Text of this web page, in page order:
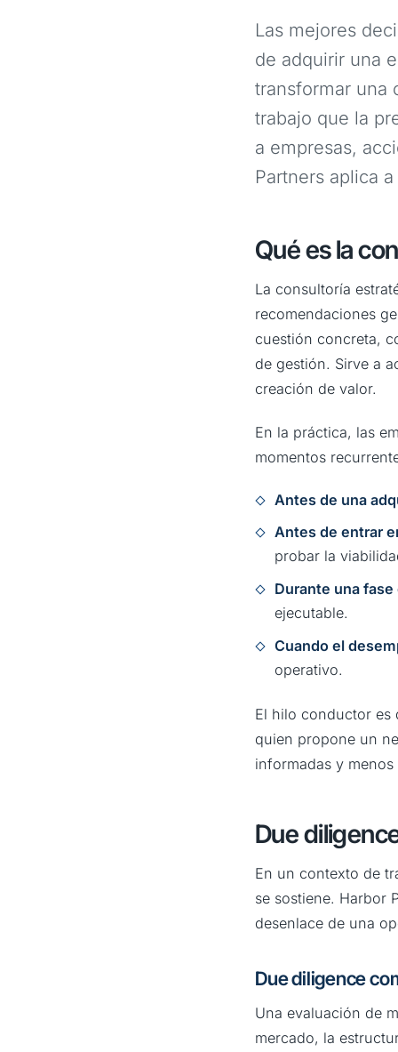
Las mejores
de adquirir una
transformar una
trabajo que la
a empresas,
Partners aplica
Qué es la
La consultoría
recomendaciones
cuestión concreta,
de gestión. Sirve a
creación de valor.
En la práctica, las
momentos
Antes de una
Antes de entrar
probar la
Durante una
ejecutable.
Cuando el
operativo.
El hilo conductor es
quien propone un
informadas y
Due
En un contexto de
se sostiene. Harbor
desenlace de una
Due diligence
Una evaluación de
mercado, la